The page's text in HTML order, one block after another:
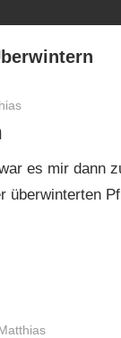
es mir dann
überwinterten